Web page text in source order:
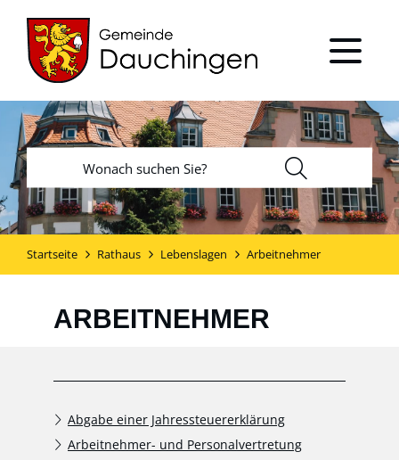
Startseite Rathaus Lebenslagen Arbeitnehmer
ARBEITNEHMER
Abgabe einer Jahressteuererklärung
Arbeitnehmer- und Personalvertretung